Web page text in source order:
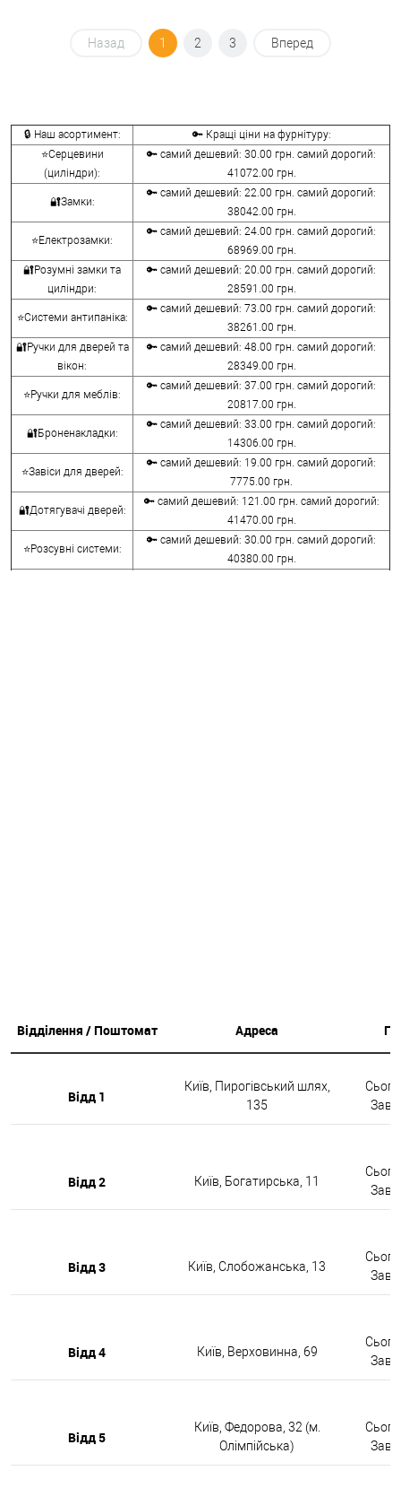
Назад 1 2 3 Вперед
🔒 Наш асортимент:
🔑 Кращі ціни на фурнітуру:
⭐Серцевини
(циліндри):
🔑 самий дешевий: 30.00 грн. самий дорогий:
41072.00 грн.
🔐Замки:
🔑 самий дешевий: 22.00 грн. самий дорогий:
38042.00 грн.
⭐Електрозамки:
🔑 самий дешевий: 24.00 грн. самий дорогий:
68969.00 грн.
🔐Розумні замки та
циліндри:
🔑 самий дешевий: 20.00 грн. самий дорогий:
28591.00 грн.
⭐Системи антипаніка:
🔑 самий дешевий: 73.00 грн. самий дорогий:
38261.00 грн.
🔐Ручки для дверей та
вікон:
🔑 самий дешевий: 48.00 грн. самий дорогий:
28349.00 грн.
⭐Ручки для меблів:
🔑 самий дешевий: 37.00 грн. самий дорогий:
20817.00 грн.
🔐Броненакладки:
🔑 самий дешевий: 33.00 грн. самий дорогий:
14306.00 грн.
⭐Завіси для дверей:
🔑 самий дешевий: 19.00 грн. самий дорогий:
7775.00 грн.
🔐Дотягувачі дверей:
🔑 самий дешевий: 121.00 грн. самий дорогий:
41470.00 грн.
⭐Розсувні системи:
🔑 самий дешевий: 30.00 грн. самий дорогий:
40380.00 грн.
Відділення / Поштомат Адреса
Відд 1
Київ, Пирогівський шлях,
135
Відд 2 Київ, Богатирська, 11
Відд 3 Київ, Слобожанська, 13
Відд 4 Київ, Верховинна, 69
Відд 5
Київ, Федорова, 32 (м.
Олімпійська)